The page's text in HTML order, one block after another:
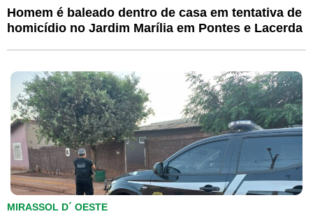
Homem é baleado dentro de casa em tentativa de
homicídio no Jardim Marília em Pontes e Lacerda
MIRASSOL D´ OESTE